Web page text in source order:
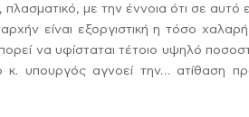
πλασματικό, με την έννοια ότι σε
είναι εξοργιστική η τόσο
να υφίσταται τέτοιο υψηλό
υπουργός αγνοεί την… ατίθαση